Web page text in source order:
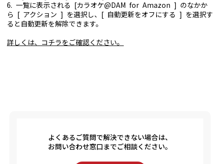
6. 一覧に表示される [カラオケ@DAM for Amazon ] のなかか
ら [ アクション ] を選択し、[ 自動更新をオフにする ] を選択す
ると自動更新を解除できます。
詳しくは、コチラをご確認ください。
よくあるご質問で解決できない場合は、
お問い合わせ窓口までご相談ください。